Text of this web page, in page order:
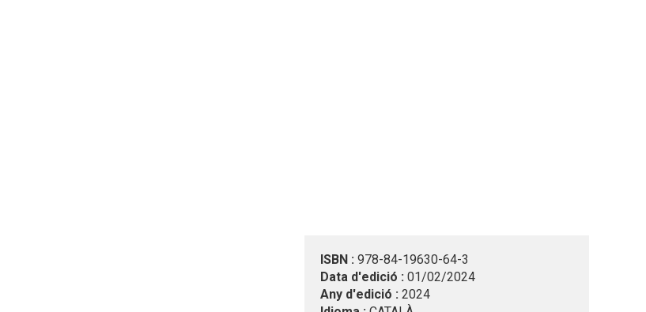
ISBN : 978-84-19630-64-3
Data d'edició : 01/02/2024
Any d'edició : 2024